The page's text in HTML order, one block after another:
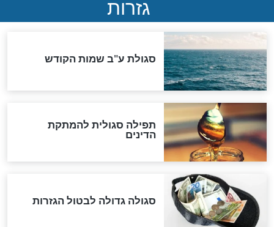
שורדת השואה שחוגגת 100:
"מודה לקב"ה על כל השנים"
לכל המאמרים
אחרית הימים
האם אפשר לחשב את הקץ?